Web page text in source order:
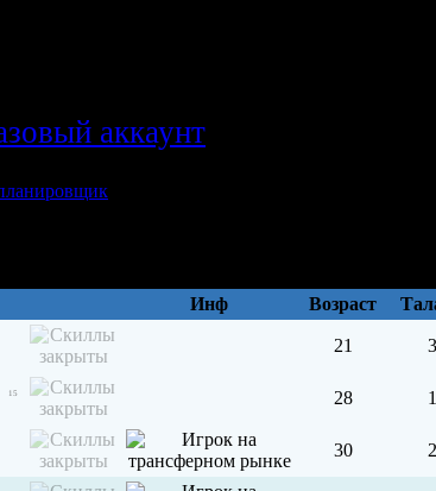
Инф Возраст
21 3
15 28 1
30 2